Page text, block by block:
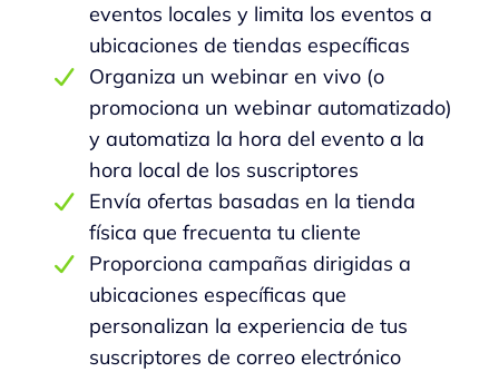
eventos locales y limita los eventos a
ubicaciones de tiendas específicas
Organiza un webinar en vivo (o
promociona un webinar automatizado)
y automatiza la hora del evento a la
hora local de los suscriptores
Envía ofertas basadas en la tienda
física que frecuenta tu cliente
Proporciona campañas dirigidas a
ubicaciones específicas que
personalizan la experiencia de tus
suscriptores de correo electrónico